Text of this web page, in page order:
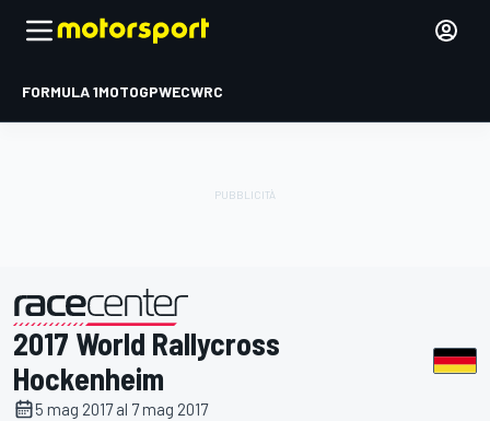
FORMULA 1MOTOGPWECWRC
presentato da
2017 World Rallycross
Hockenheim
5 mag 2017 al 7 mag 2017